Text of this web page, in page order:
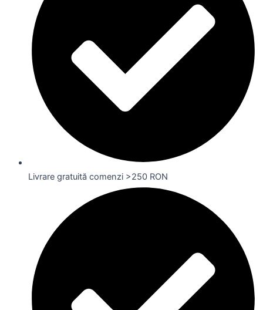
Livrare gratuită comenzi >250 RON